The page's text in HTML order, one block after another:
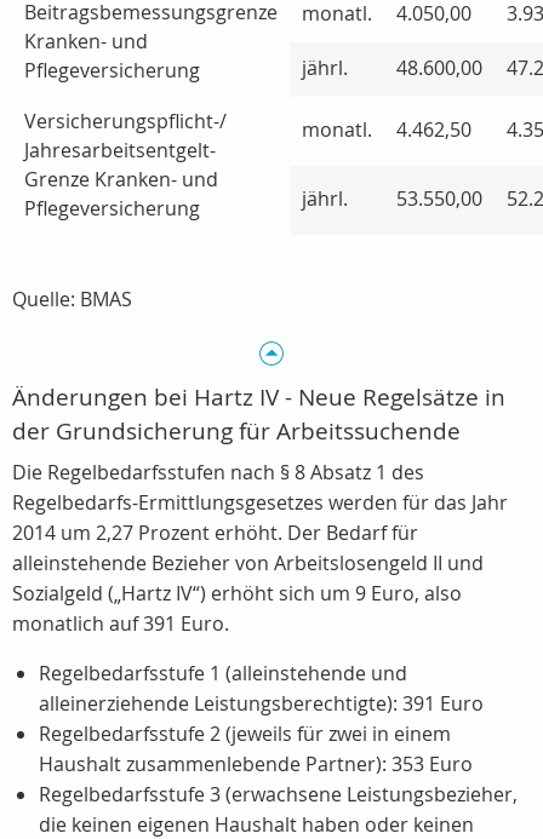
Beitragsbemessungsgrenze
Kranken- und
Pflegeversicherung
monatl. 4.050,00
jährl. 48.600,00
Versicherungspflicht-/
Jahresarbeitsentgelt-
Grenze Kranken- und
Pflegeversicherung
monatl. 4.462,50
jährl. 53.550,00
Quelle: BMAS
Änderungen bei Hartz IV - Neue Regelsätze in
der Grundsicherung für Arbeitssuchende
Die Regelbedarfsstufen nach § 8 Absatz 1 des
Regelbedarfs-Ermittlungsgesetzes werden für das Jahr
2014 um 2,27 Prozent erhöht. Der Bedarf für
alleinstehende Bezieher von Arbeitslosengeld II und
Sozialgeld („Hartz IV“) erhöht sich um 9 Euro, also
monatlich auf 391 Euro.
Regelbedarfsstufe 1 (alleinstehende und
alleinerziehende Leistungsberechtigte): 391 Euro
Regelbedarfsstufe 2 (jeweils für zwei in einem
Haushalt zusammenlebende Partner): 353 Euro
Regelbedarfsstufe 3 (erwachsene Leistungsbezieher,
die keinen eigenen Haushalt haben oder keinen